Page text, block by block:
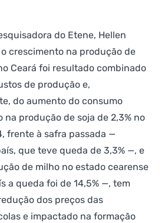
do Etene, Hellen
crescimento na produção de
Ceará foi resultado combinado
de produção e,
do aumento do consumo
na produção de soja de 2,3% no
frente à safra passada —
que teve queda de 3,3% —, e
de milho no estado cearense
a queda foi de 14,5% —, tem
dos preços das
e impactado na formação